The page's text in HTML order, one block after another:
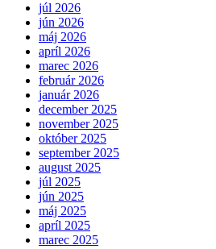
júl 2026
jún 2026
máj 2026
apríl 2026
marec 2026
február 2026
január 2026
december 2025
november 2025
október 2025
september 2025
august 2025
júl 2025
jún 2025
máj 2025
apríl 2025
marec 2025